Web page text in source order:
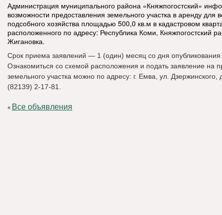
Администрация муниципального района «Княжпогостский»
возможности предоставления земельного участка в аренду для
подсобного хозяйства площадью 500,0 кв.м в кадастровом
расположенного по адресу: Республика Коми, Княжпогостский
Жигановка.
Срок приема заявлений — 1 (один) месяц со дня
Ознакомиться со схемой расположения и подать заявление на
земельного участка можно по адресу: г. Емва, ул. Дзержинского,
(82139) 2-17-81.
« Все объявления